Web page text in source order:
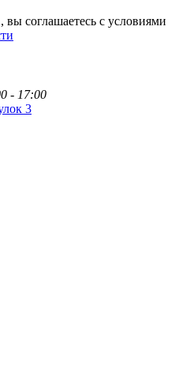
соглашаетесь с условиями
- 17:00
3